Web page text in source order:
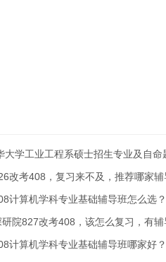
大学工业工程系硕士招生专业及自命
改考408，复习来不及，推荐哪家辅
计算机学科专业基础辅导班怎么选？
院827改考408，该怎么复习，有辅
计算机学科专业基础辅导班哪家好？